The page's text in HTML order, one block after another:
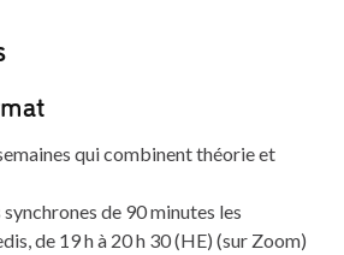
qui combinent théorie et
synchrones de 90 minutes les
de 19 h à 20 h 30 (HE) (sur Zoom)